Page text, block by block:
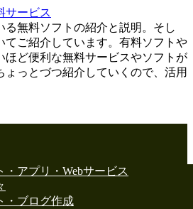
サービス
る無料ソフトの紹介と説明。そし
てご紹介しています。有料ソフトや
ほど便利な無料サービスやソフトが
ょっとづつ紹介していくので、活用
・アプリ・Webサービス
・ブログ作成